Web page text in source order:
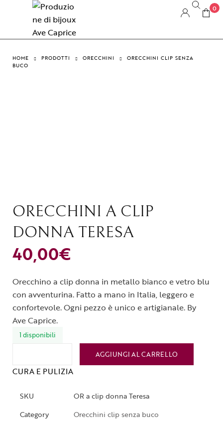
0
HOME PRODOTTI ORECCHINI
ORECCHINI CLIP SENZA
BUCO
ORECCHINI A CLIP
DONNA TERESA
40,00€
Orecchino a clip donna in metallo bianco e vetro blu
con avventurina. Fatto a mano in Italia, leggero e
confortevole. Ogni pezzo è unico e artigianale. By
Ave Caprice.
1 disponibili
AGGIUNGI AL CARRELLO
CURA E PULIZIA
SKU
OR a clip donna Teresa
Category
Orecchini clip senza buco